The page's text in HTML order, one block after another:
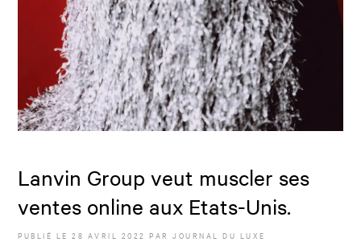
Lanvin Group veut muscler ses
ventes online aux Etats-Unis.
PUBLIÉ LE28 AVRIL 2022 PAR JOURNAL DU LUXE